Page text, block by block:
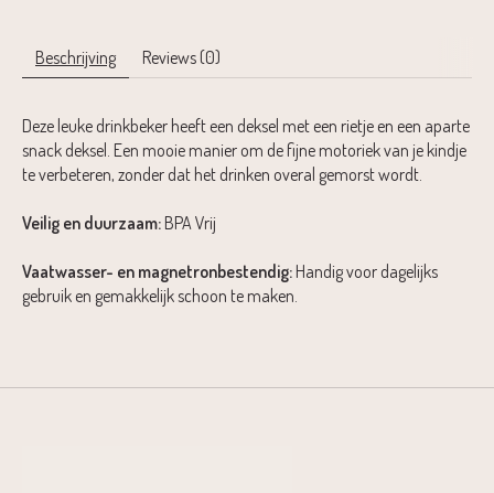
Beschrijving Reviews (0)
Deze leuke drinkbeker heeft een deksel met een rietje en een aparte
snack deksel. Een mooie manier om de fijne motoriek van je kindje
te verbeteren, zonder dat het drinken overal gemorst wordt.
Veilig en duurzaam: BPA Vrij
Vaatwasser- en magnetronbestendig: Handig voor dagelijks
gebruik en gemakkelijk schoon te maken.